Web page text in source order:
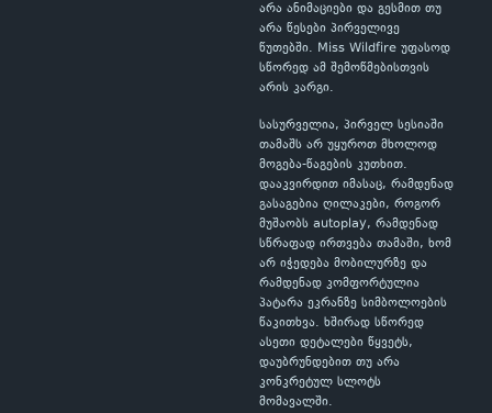
არა ანიმაციები და გესმით თუ
არა წესები პირველივე
წუთებში. Miss Wildfire უფასოდ
სწორედ ამ შემოწმებისთვის
არის კარგი.
სასურველია, პირველ სესიაში
თამაშს არ უყუროთ მხოლოდ
მოგება-წაგების კუთხით.
დააკვირდით იმასაც, რამდენად
გასაგებია ღილაკები, როგორ
მუშაობს autoplay, რამდენად
სწრაფად ირთვება თამაში, ხომ
არ იჭედება მობილურზე და
რამდენად კომფორტულია
პატარა ეკრანზე სიმბოლოების
წაკითხვა. ხშირად სწორედ
ასეთი დეტალები წყვეტს,
დაუბრუნდებით თუ არა
კონკრეტულ სლოტს
მომავალში.